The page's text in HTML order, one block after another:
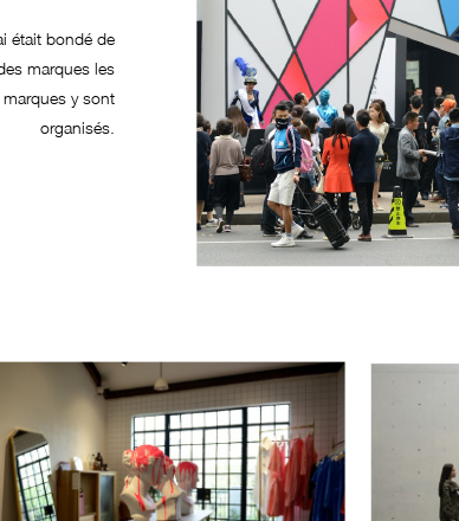
était bondé de
marques les
y sont
organisés.